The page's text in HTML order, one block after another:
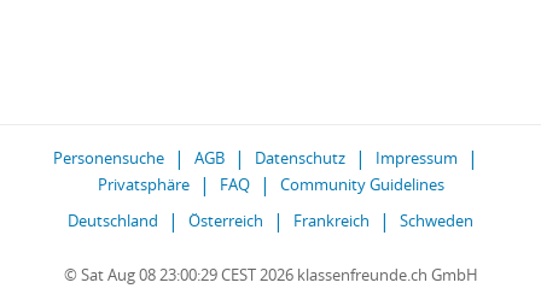
Personensuche AGB Datenschutz
Impressum
Privatsphäre
FAQ
Community Guidelines
Deutschland
Österreich Frankreich Schweden
© Sat Aug 08 23:00:29 CEST 2026 klassenfreunde.ch GmbH